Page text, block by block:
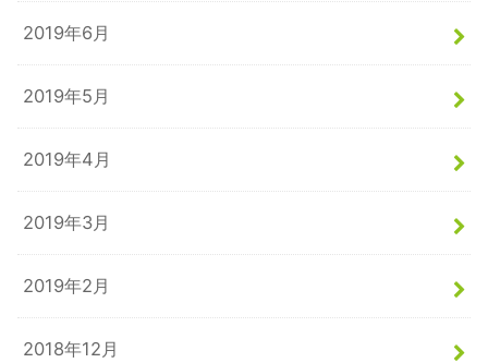
2019年6月
2019年5月
2019年4月
2019年3月
2019年2月
2018年12月